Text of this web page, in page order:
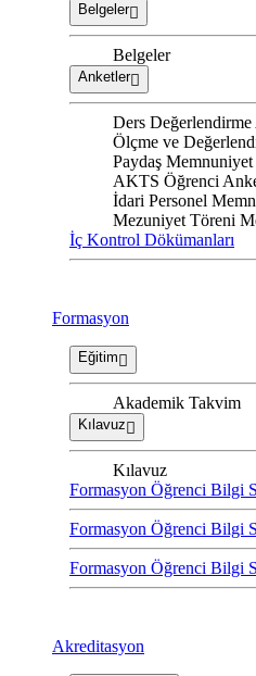
Belgeler
Belgeler
Anketler
Ders
Ölçme ve
Paydaş
AKTS Öğrenci
İdari Personel
Mezuniyet Töreni
İç Kontrol Dökümanları
Formasyon
Eğitim
Akademik Takvim
Kılavuz
Kılavuz
Formasyon Öğrenci Bilgi
Formasyon Öğrenci Bilgi
Formasyon Öğrenci Bilgi
Akreditasyon